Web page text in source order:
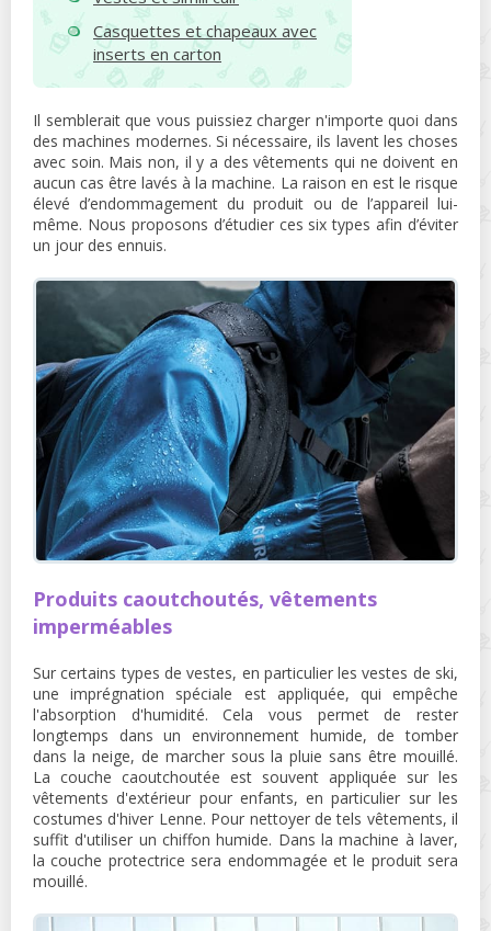
Casquettes et chapeaux avec
inserts en carton
Il semblerait que vous puissiez charger n'importe quoi dans
des machines modernes. Si nécessaire, ils lavent les choses
avec soin. Mais non, il y a des vêtements qui ne doivent en
aucun cas être lavés à la machine. La raison en est le risque
élevé d’endommagement du produit ou de l’appareil lui-
même. Nous proposons d’étudier ces six types afin d’éviter
un jour des ennuis.
Produits caoutchoutés, vêtements
imperméables
Sur certains types de vestes, en particulier les vestes de ski,
une imprégnation spéciale est appliquée, qui empêche
l'absorption d'humidité. Cela vous permet de rester
longtemps dans un environnement humide, de tomber
dans la neige, de marcher sous la pluie sans être mouillé.
La couche caoutchoutée est souvent appliquée sur les
vêtements d'extérieur pour enfants, en particulier sur les
costumes d'hiver Lenne. Pour nettoyer de tels vêtements, il
suffit d'utiliser un chiffon humide. Dans la machine à laver,
la couche protectrice sera endommagée et le produit sera
mouillé.